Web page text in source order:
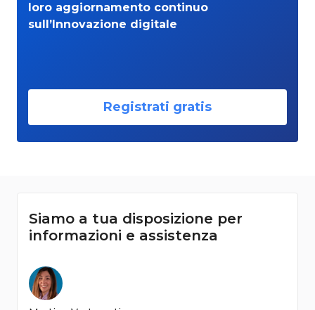
loro aggiornamento continuo
sull’Innovazione digitale
Registrati gratis
Siamo a tua disposizione per
informazioni e assistenza